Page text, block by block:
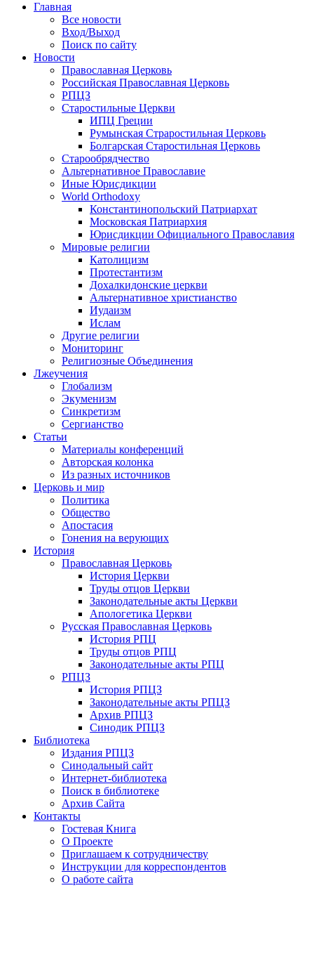
Главная
Все новости
Вход/Выход
Поиск по сайту
Новости
Православная Церковь
Российская Православная Церковь
РПЦЗ
Старостильные Церкви
ИПЦ Греции
Румынская Страростильная Церковь
Болгарская Старостильная Церковь
Старообрядчество
Альтернативное Православие
Иные Юрисдикции
World Orthodoxy
Константинопольский Патриархат
Московская Патриархия
Юрисдикции Официального Православия
Мировые религии
Католицизм
Протестантизм
Дохалкидонские церкви
Альтернативное христианство
Иудаизм
Ислам
Другие религии
Мониторинг
Религиозные Объединения
Лжеучения
Глобализм
Экуменизм
Синкретизм
Сергианство
Статьи
Материалы конференций
Авторская колонка
Из разных источников
Церковь и мир
Политика
Общество
Апостасия
Гонения на верующих
История
Православная Церковь
История Церкви
Труды отцов Церкви
Законодательные акты Церкви
Апологетика Церкви
Русская Православная Церковь
История РПЦ
Труды отцов РПЦ
Законодательные акты РПЦ
РПЦЗ
История РПЦЗ
Законодательные акты РПЦЗ
Архив РПЦЗ
Синодик РПЦЗ
Библиотека
Издания РПЦЗ
Синодальный сайт
Интернет-библиотека
Поиск в библиотеке
Архив Сайта
Контакты
Гостевая Книга
О Проекте
Приглашаем к сотрудничеству
Инструкции для корреспондентов
О работе сайта